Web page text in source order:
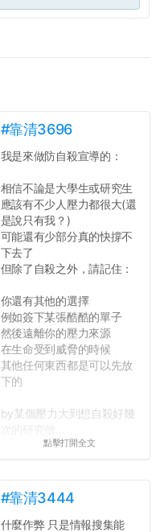
#靠清3696
我是來做防自殺宣導的：
相信不論是大學生或研究生
應該有不少人壓力都很大(還
是說只有我？)
可能還有少部分真的快撐不
下去了
但除了自殺之外，請記住：
你還有其他的選擇
例如簽下某張酷酷的單子
然後遠離你的壓力來源
在生命受到威脅的時候
其他任何東西都是可以先放
下的
by某個壓力大到想自殺好幾
點擊打開全文
#靠清3444
什麼作弊 只是情報搜集能